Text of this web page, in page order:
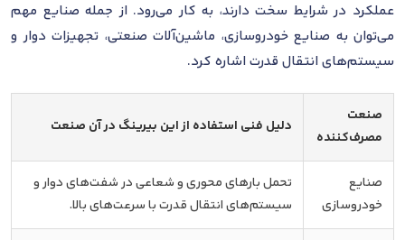
عملکرد در شرایط سخت دارند، به کار می‌رود. از جمله صنایع مهم
می‌توان به صنایع خودروسازی، ماشین‌آلات صنعتی، تجهیزات دوار و
سیستم‌های انتقال قدرت اشاره کرد.
صنعت
مصرف‌کننده
دلیل فنی استفاده از این بیرینگ در آن صنعت
صنایع
خودروسازی
تحمل بارهای محوری و شعاعی در شفت‌های دوار و
سیستم‌های انتقال قدرت با سرعت‌های بالا.